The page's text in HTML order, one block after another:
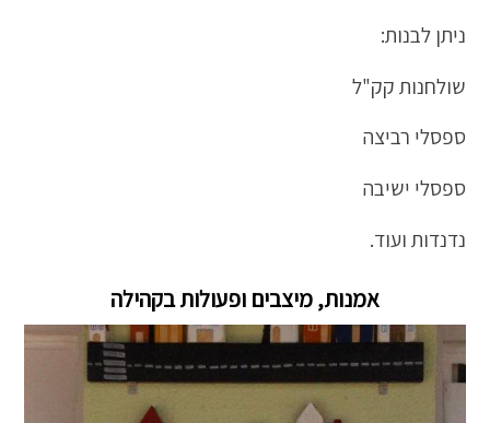
ניתן לבנות:
שולחנות קק"ל
ספסלי רביצה
ספסלי ישיבה
נדנדות ועוד.
אמנות, מיצבים ופעולות בקהילה